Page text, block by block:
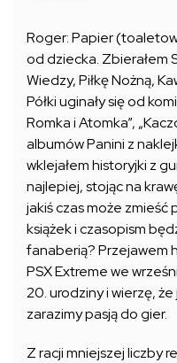
Roger: Papier
od dziecka. Zbierałem
Wiedzy, Piłkę Nożną,
Półki uginały się od
Romka i Atomka”,
albumów Panini z
wklejałem historyjki z
najlepiej, stojąc na
jakiś czas może zmieść
książek i czasopism
fanaberią? Przejawem
PSX Extreme we
20. urodziny i wierzę,
zarazimy pasją do gier.
Z racji mniejszej liczby